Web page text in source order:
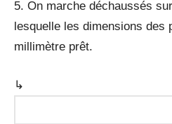
5. On marche déchaussés
lesquelle les dimensions des
millimètre prêt.
↳